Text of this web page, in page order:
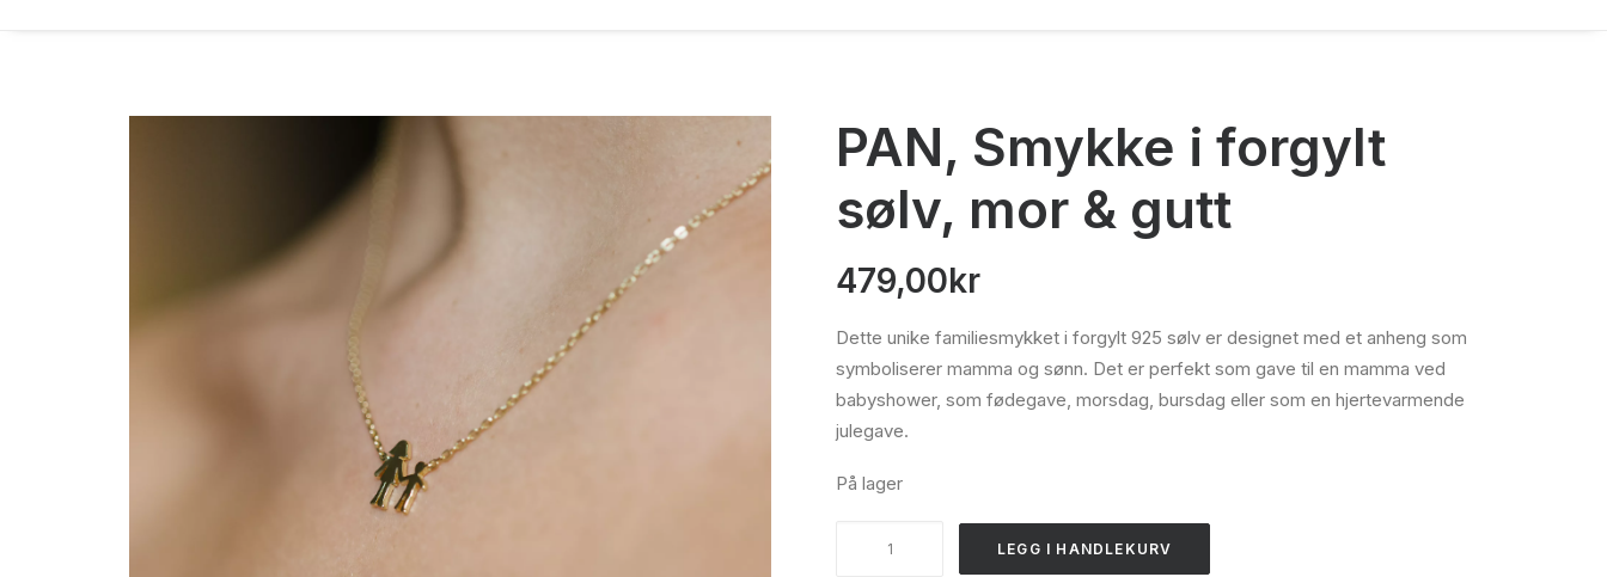
PAN, Smykke i forgylt
sølv, mor & gutt
479,00kr
Dette unike familiesmykket i forgylt 925 sølv er designet med et anheng som
symboliserer mamma og sønn. Det er perfekt som gave til en mamma ved
babyshower, som fødegave, morsdag, bursdag eller som en hjertevarmende
julegave.
På lager
LEGG I HANDLEKURV